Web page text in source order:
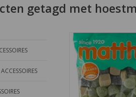
getagd met
De hoestmelange is
bekende melange
TOEVOEGEN AAN